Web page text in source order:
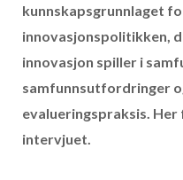
kunnskapsgrunnlaget
innovasjonspolitikken,
innovasjon spiller i
samfunnsutfordringer
evalueringspraksis.
intervjuet.